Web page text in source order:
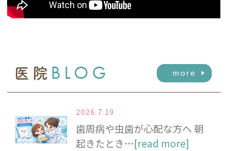
医院 BLOG more
2026.7.19
歯周病や虫歯が心配な方へ 朝
起きたとき…[read more]